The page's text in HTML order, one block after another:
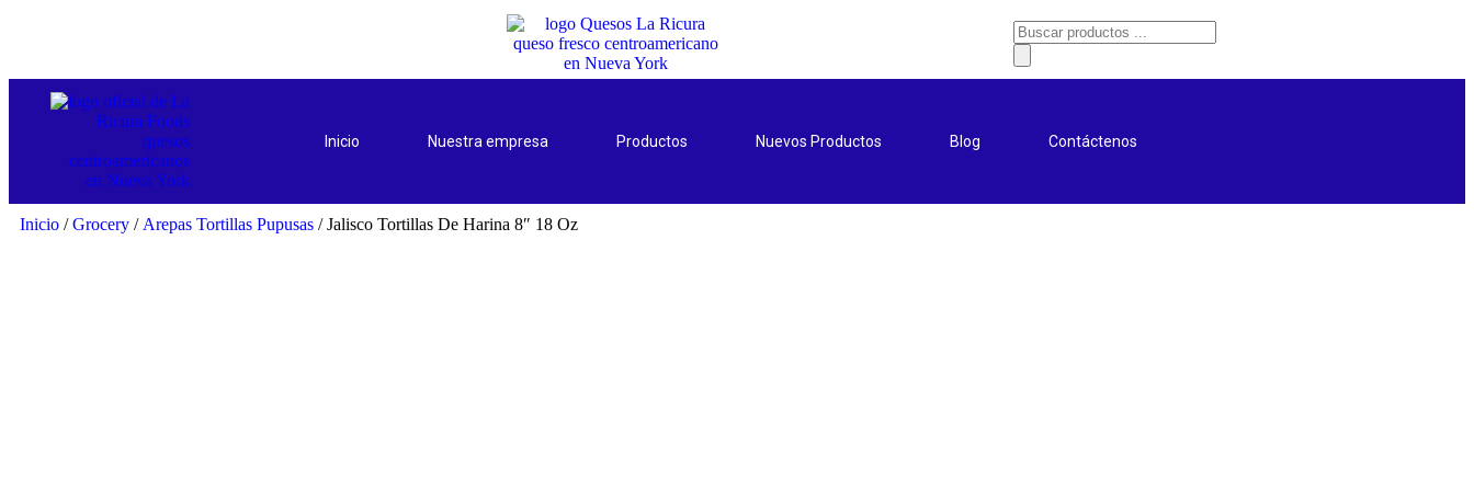
Inicio Nuestra empresa Productos Nuevos Productos Blog Contáctenos
Inicio /Grocery / Arepas Tortillas Pupusas / Jalisco Tortillas De Harina 8″ 18 Oz